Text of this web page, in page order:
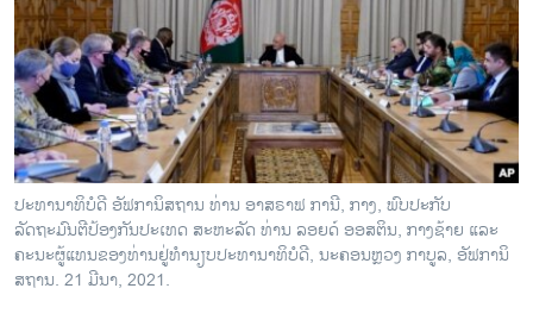
ຊຸມຊົນຊາວລາວ
ວິທະຍາສາດ-ເທັກໂນໂລຈີ
ທຸລະກິດ
ພາສາອັງກິດ
ວີດີໂອ
ສຽງ
ລາຍການກະຈາຍສຽງ
ຕິດຕາມພວກເຮົາ ທີ່
ປະທານາທິບໍດີ ອັຟການິສຖານ ທ່ານ ອາສຣາຟ ການີ, ກາງ, ພົບປະກັບ
ລັດຖະມົນຕີປ້ອງກັນປະເທດ ສະຫະລັດ ທ່ານ ລອຍດ໌ ອອສຕິນ, ກາງຊ້າຍ ແລະ
ຄະນະຜູ້ແທນຂອງທ່ານຢູ່ທຳນຽບປະທານາທິບໍດີ, ນະຄອນຫຼວງ ກາບູລ, ອັຟການິ
ສຖານ. 21 ມີນາ, 2021.